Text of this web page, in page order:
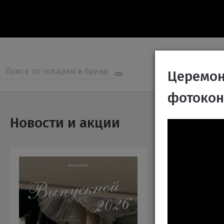
О нас
Новости и акции